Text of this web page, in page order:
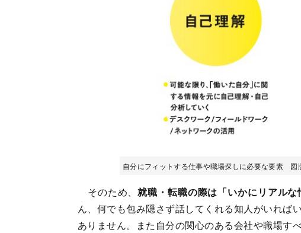
自分にフィットする仕事や職場探しに必要な要素
そのため、就職・転職の際は「いかにリアル
ん、何でも包み隠さず話してくれる知人がいれば
ありません。また自分の関心のある会社や職場す